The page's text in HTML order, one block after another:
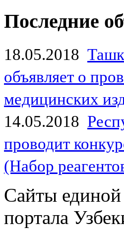
Последние
18.05.2018
объявляет о
медицинских
14.05.2018
проводит
(Набор
Сайты
портала